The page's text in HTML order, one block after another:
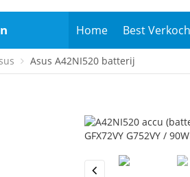
Home Best
Asus A42NI520 batterij